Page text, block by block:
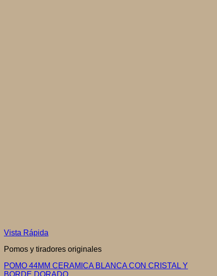
Vista Rápida
Pomos y tiradores originales
POMO 44MM CERAMICA BLANCA CON CRISTAL Y